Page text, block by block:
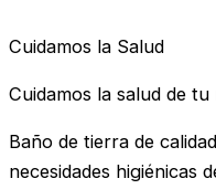
Cuidamos la Salud
Cuidamos la salud de
Baño de tierra de
necesidades higiénicas